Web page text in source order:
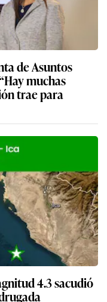
de Asuntos
muchas
trae para
4.3 sacudió